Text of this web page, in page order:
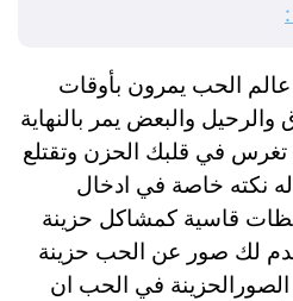
الحب يمرون بأوقات
والبعض يمر بالنهاية
تغرس في قلبك الحزن وتقتلع
نكته خاصة في ادخال
قاسية كمشاكل حزينة
لك صور عن الحب حزينة
الصورالحزينة في الحب ان